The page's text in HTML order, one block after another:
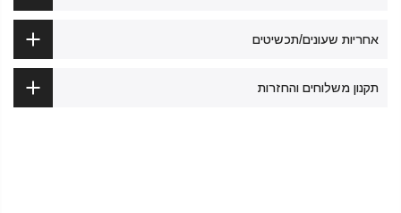
אחריות שעונים/תכשיטים
תקנון משלוחים והחזרות